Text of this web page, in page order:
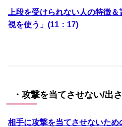
上段を受けられない人の特徴
視を使う」(11：17)
・攻撃を当てさせない/出
相手に攻撃を当てさせないため